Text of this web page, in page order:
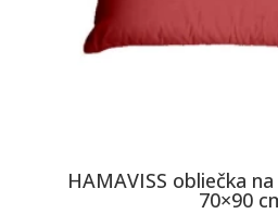
HAMAVISS obliečka
70×90